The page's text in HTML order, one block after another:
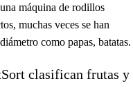
máquina de rodillos
muchas veces se han
como papas, batatas.
clasifican frutas y